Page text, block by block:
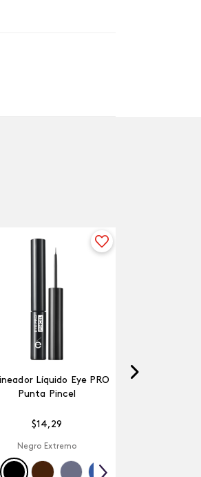
Líquido Eye PRO
Punta Pincel
$14, 29
Negro Extremo